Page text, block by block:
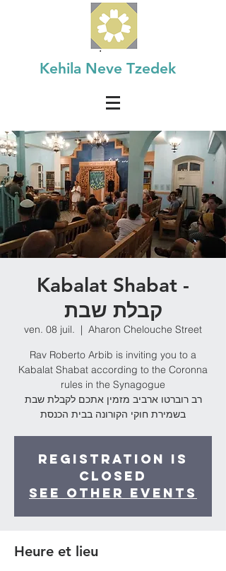
Kehila Neve Tzedek
Kabalat Shabat -
קבלת שבת
ven. 08 juil.
  |
Aharon Chelouche Street
Rav Roberto Arbib is inviting you to a
Kabalat Shabat according to the Coronna
rules in the Synagogue
רב רוברטו ארביב מזמין אתכם לקבלת שבת
בשמירת חוקי הקורונה בבית הכנסת
Registration is
Closed
See other events
Heure et lieu